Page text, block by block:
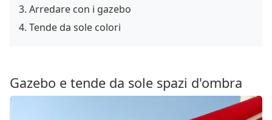
Arredare con i gazebo
Tende da sole colori
Gazebo e tende da sole spazi d'ombra